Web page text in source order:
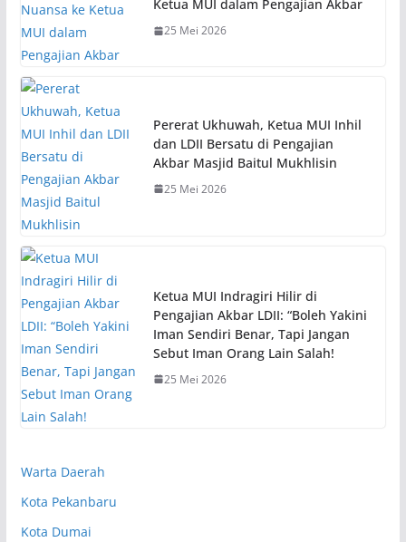
Ketua MUI dalam Pengajian Akbar
25 Mei 2026
Pererat Ukhuwah, Ketua MUI Inhil
dan LDII Bersatu di Pengajian
Akbar Masjid Baitul Mukhlisin
25 Mei 2026
Ketua MUI Indragiri Hilir di
Pengajian Akbar LDII: “Boleh Yakini
Iman Sendiri Benar, Tapi Jangan
Sebut Iman Orang Lain Salah!
25 Mei 2026
Warta Daerah
Kota Pekanbaru
Kota Dumai